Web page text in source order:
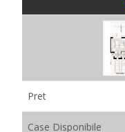
Pret
Case Disponibile